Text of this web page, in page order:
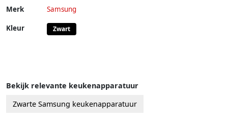
Merk Samsung
Kleur Zwart
Bekijk relevante keukenapparatuur
Zwarte Samsung keukenapparatuur